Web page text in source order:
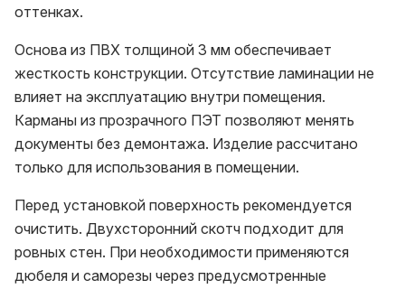
оттенках.
Основа из ПВХ толщиной 3 мм обеспечивает
жесткость конструкции. Отсутствие ламинации не
влияет на эксплуатацию внутри помещения.
Карманы из прозрачного ПЭТ позволяют менять
документы без демонтажа. Изделие рассчитано
только для использования в помещении.
Перед установкой поверхность рекомендуется
очистить. Двухсторонний скотч подходит для
ровных стен. При необходимости применяются
дюбеля и саморезы через предусмотренные